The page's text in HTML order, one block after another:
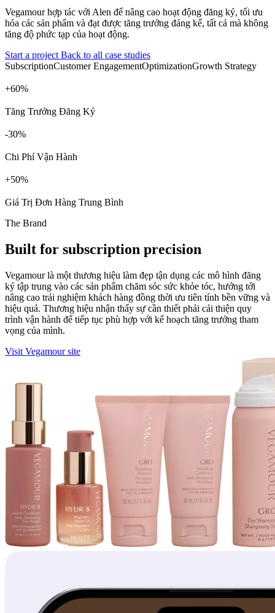
Vegamour hợp tác với Alen để nâng cao hoạt động đăng ký, tối ưu
hóa các sản phẩm và đạt được tăng trưởng đáng kể, tất cả mà không
tăng độ phức tạp của hoạt động.
Start a projectBack to all case studies
SubscriptionCustomer EngagementOptimizationGrowth Strategy
+ %
Tăng Trưởng Đăng Ký
%
Chi Phí Vận Hành
+ %
Giá Trị Đơn Hàng Trung Bình
The Brand
Built for subscription precision
Vegamour là một thương hiệu làm đẹp tận dụng các mô hình đăng
ký tập trung vào các sản phẩm chăm sóc sức khỏe tóc, hướng tới
nâng cao trải nghiệm khách hàng đồng thời ưu tiên tính bền vững và
hiệu quả. Thương hiệu nhận thấy sự cần thiết phải cải thiện quy
trình vận hành để tiếp tục phù hợp với kế hoạch tăng trưởng tham
vọng của mình.
Visit Vegamour site